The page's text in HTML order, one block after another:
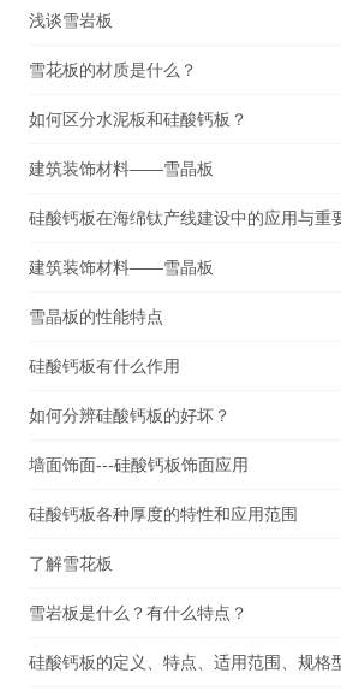
浅谈雪岩板
雪花板的材质是什么？
如何区分水泥板和硅酸钙板？
建筑装饰材料——雪晶板
硅酸钙板在海绵钛产线建设中的应用与重
建筑装饰材料——雪晶板
雪晶板的性能特点
硅酸钙板有什么作用
如何分辨硅酸钙板的好坏？
墙面饰面---硅酸钙板饰面应用
硅酸钙板各种厚度的特性和应用范围
了解雪花板
雪岩板是什么？有什么特点？
硅酸钙板的定义、特点、适用范围、规格